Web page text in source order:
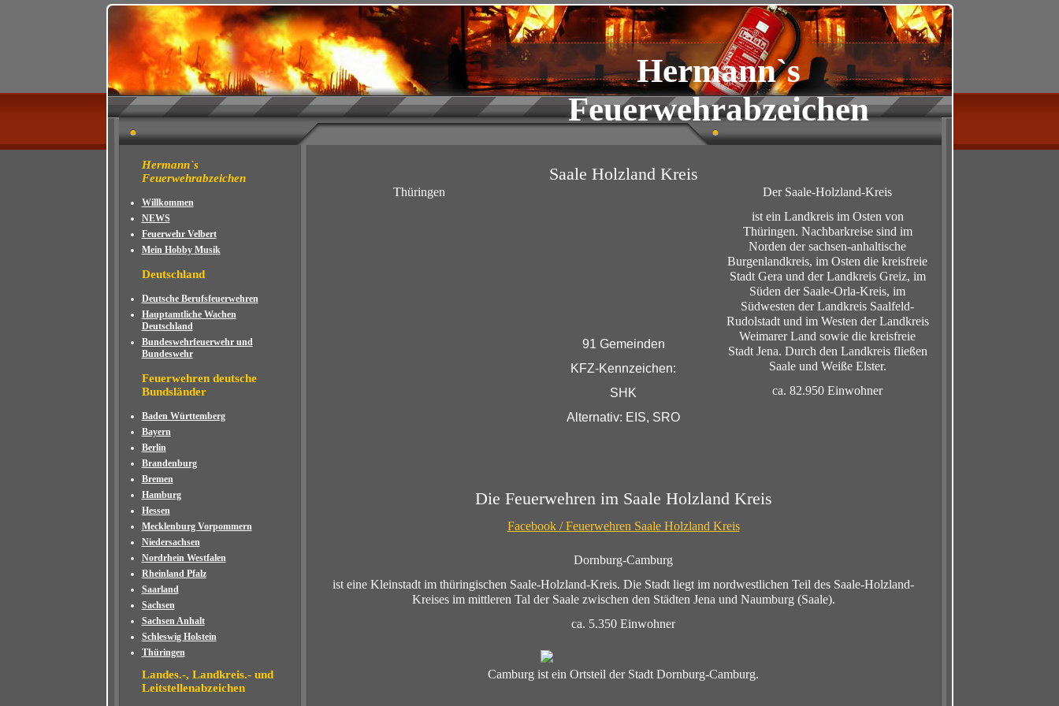
Hermann`s
Feuerwehrabzeichen
Hermann`s
Feuerwehrabzeichen
Willkommen
NEWS
Feuerwehr Velbert
Mein Hobby Musik
Deutschland
Deutsche Berufsfeuerwehren
Hauptamtliche Wachen
Deutschland
Bundeswehrfeuerwehr und
Bundeswehr
Feuerwehren deutsche
Bundsländer
Baden Württemberg
Bayern
Berlin
Brandenburg
Bremen
Hamburg
Hessen
Mecklenburg Vorpommern
Niedersachsen
Nordrhein Westfalen
Rheinland Pfalz
Saarland
Sachsen
Sachsen Anhalt
Schleswig Holstein
Thüringen
Landes.-, Landkreis.- und
Leitstellenabzeichen
Thüringen
Saale Holzland Kreis
91 Gemeinden
KFZ-Kennzeichen:
SHK
Alternativ: EIS, SRO
Der Saale-Holzland-Kreis
ist ein Landkreis im Osten von
Thüringen. Nachbarkreise sind im
Norden der sachsen-anhaltische
Burgenlandkreis, im Osten die kreisfreie
Stadt Gera und der Landkreis Greiz, im
Süden der Saale-Orla-Kreis, im
Südwesten der Landkreis Saalfeld-
Rudolstadt und im Westen der Landkreis
Weimarer Land sowie die kreisfreie
Stadt Jena. Durch den Landkreis fließen
Saale und Weiße Elster.
ca. 82.950 Einwohner
Die Feuerwehren im Saale Holzland Kreis
Facebook / Feuerwehren Saale Holzland Kreis
Dornburg-Camburg
ist eine Kleinstadt im thüringischen Saale-Holzland-Kreis. Die Stadt liegt im nordwestlichen Teil des Saale-Holzland-
Kreises im mittleren Tal der Saale zwischen den Städten Jena und Naumburg (Saale).
ca. 5.350 Einwohner
Camburg ist ein Ortsteil der Stadt Dornburg-Camburg.